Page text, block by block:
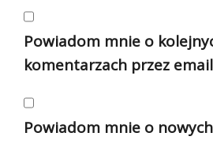
Powiadom mnie o
komentarzach przez
Powiadom mnie o